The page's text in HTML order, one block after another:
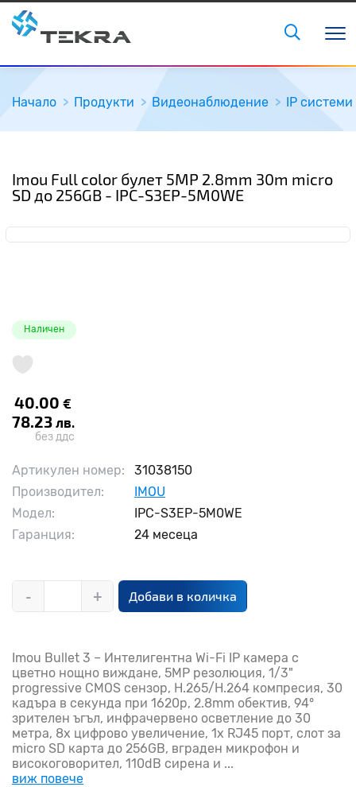
Начало Продукти Видеонаблюдение IP системи
Imou Full color булет 5MP 2.8mm 30m micro
SD до 256GB - IPC-S3EP-5M0WE
Наличен
40.00 €
78.23 лв.
без ддс
Артикулен номер:
31038150
Производител:
IMOU
Модел:
IPC-S3EP-5M0WE
Гаранция:
24 месеца
- + Добави в количка
Imou Bullet 3 – Интелигентна Wi-Fi IP камера с
цветно нощно виждане, 5MP резолюция, 1/3"
progressive CMOS сензор, H.265/H.264 компресия, 30
кадъра в секунда при 1620p, 2.8mm обектив, 94°
зрителен ъгъл, инфрачервено осветление до 30
метра, 8x цифрово увеличение, 1x RJ45 порт, слот за
micro SD карта до 256GB, вграден микрофон и
високоговорител, 110dB сирена и ...
виж повече